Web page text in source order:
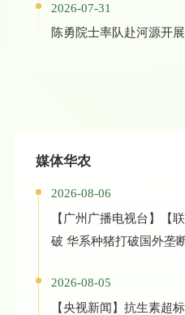
2026-07-31
陈勇院士率队赴河源开
媒体华农
2026-08-06
【广州广播电视台】【
破 华系种猪打破国外垄
2026-08-05
【央视新闻】抗生素超